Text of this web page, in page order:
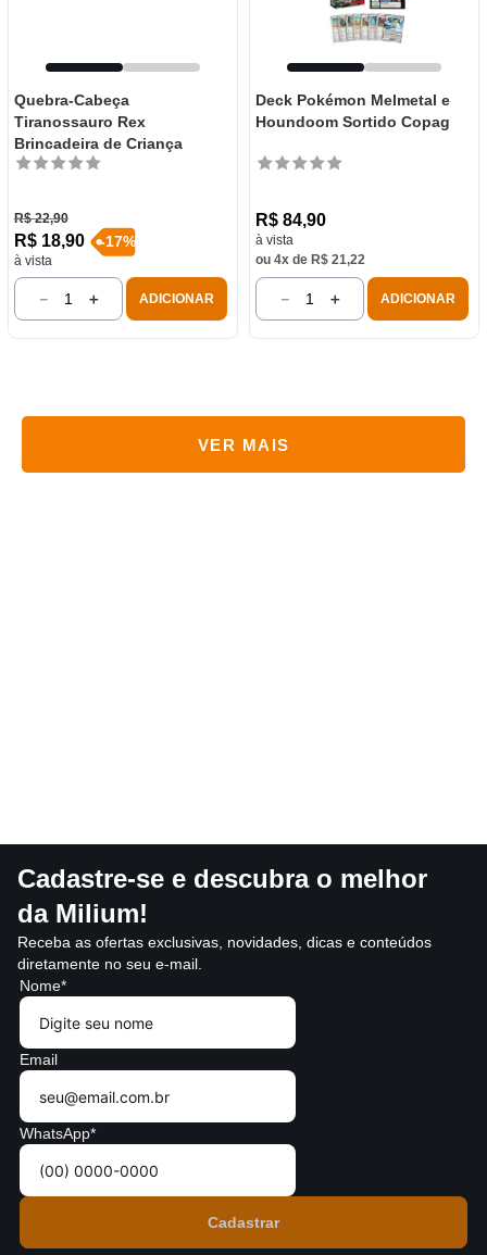
Quebra-Cabeça
Tiranossauro Rex
Brincadeira de Criança
R$ 22,90
R$ 18,90
à vista
-17%
＋
－ ADICIONAR
Deck Pokémon Melmetal e
Houndoom Sortido Copag
R$ 84,90
à vista
ou 4x de R$ 21,22
＋
－ ADICIONAR
Cadastre-se e descubra o melhor
da Milium!
Receba as ofertas exclusivas, novidades, dicas e conteúdos
diretamente no seu e-mail.
Nome*
Email
WhatsApp*